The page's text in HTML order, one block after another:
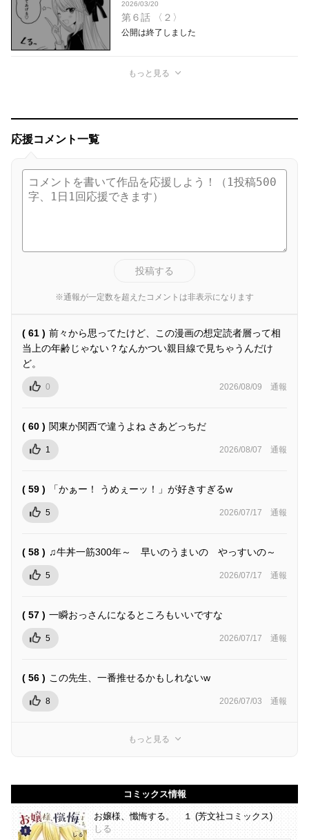
2026/03/20
第６話 〈２〉
公開は終了しました
もっと見る
応援コメント一覧
投稿する
※通報が一定数を超えたコメントは非表示になります
( 61 ) 前々から思ってたけど、この漫画の想定読者層って相
当上の年齢じゃない？なんかつい親目線で見ちゃうんだけ
ど。
0 2026/08/09 通報
( 60 ) 関東か関西で違うよね さあどっちだ
1 2026/08/07 通報
( 59 ) 「かぁー！ うめぇーッ！」が好きすぎるw
5 2026/07/17 通報
( 58 ) ♫牛丼一筋300年～ 早いのうまいの やっすいの～
5 2026/07/17 通報
( 57 ) 一瞬おっさんになるところもいいですな
5 2026/07/17 通報
( 56 ) この先生、一番推せるかもしれないw
8 2026/07/03 通報
もっと見る
コミックス情報
お嬢様、懺悔する。 １ (芳文社コミックス)
しる